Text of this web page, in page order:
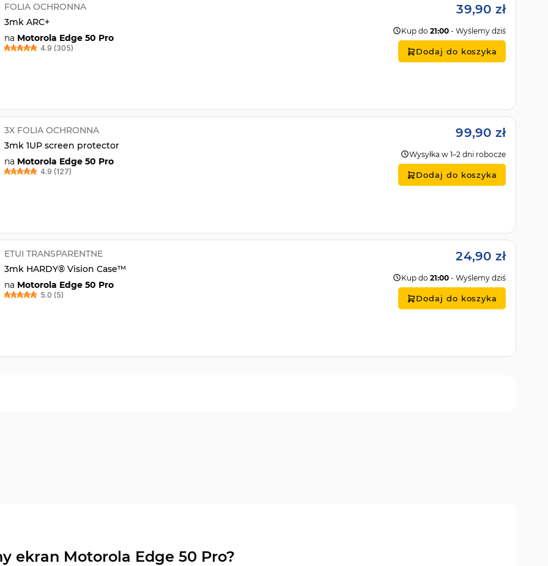
FOLIA OCHRONNA
3mk ARC+
na Motorola Edge 50 Pro
4.9 (305)
39,90 zł
Kup do 21:00 - Wyślemy dziś
Dodaj do koszyka
3X FOLIA OCHRONNA
3mk 1UP screen protector
na Motorola Edge 50 Pro
4.9 (127)
99,90 zł
Wysyłka w 1–2 dni robocze
Dodaj do koszyka
ETUI TRANSPARENTNE
3mk HARDY® Vision Case™
na Motorola Edge 50 Pro
5.0 (5)
24,90 zł
Kup do 21:00 - Wyślemy dziś
Dodaj do koszyka
ekran Motorola Edge 50 Pro?